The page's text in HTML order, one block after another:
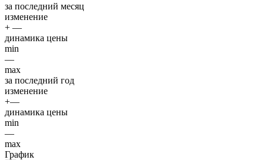
за последний месяц
изменение
+ —
динамика цены
min
—
max
за последний год
изменение
+—
динамика цены
min
—
max
График